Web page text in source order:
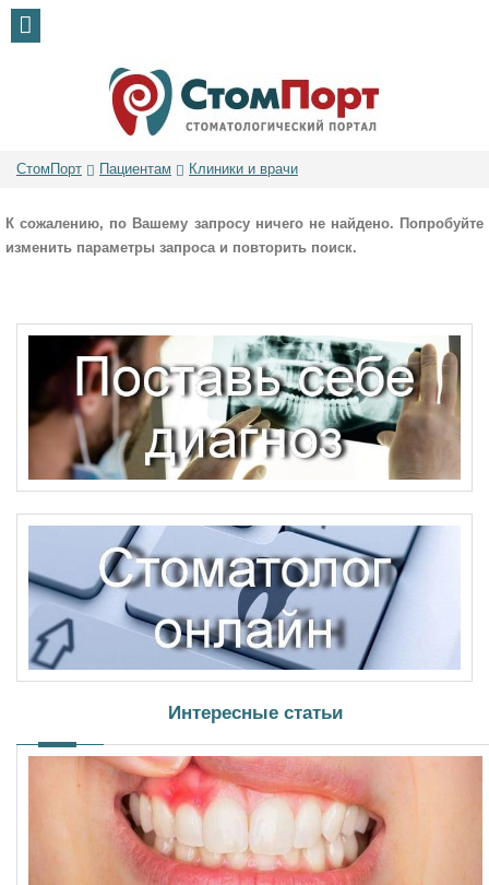
СтомПорт Пациентам Клиники и врачи
К сожалению, по Вашему запросу ничего не найдено. Попробуйте
изменить параметры запроса и повторить поиск.
Интересные статьи